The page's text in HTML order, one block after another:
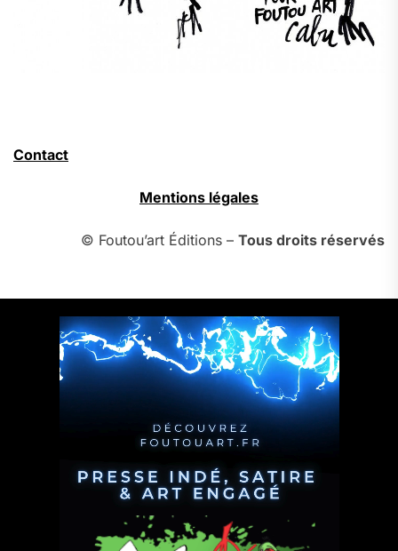
Contact
Mentions légales
© Foutou’art Éditions – Tous droits réservés